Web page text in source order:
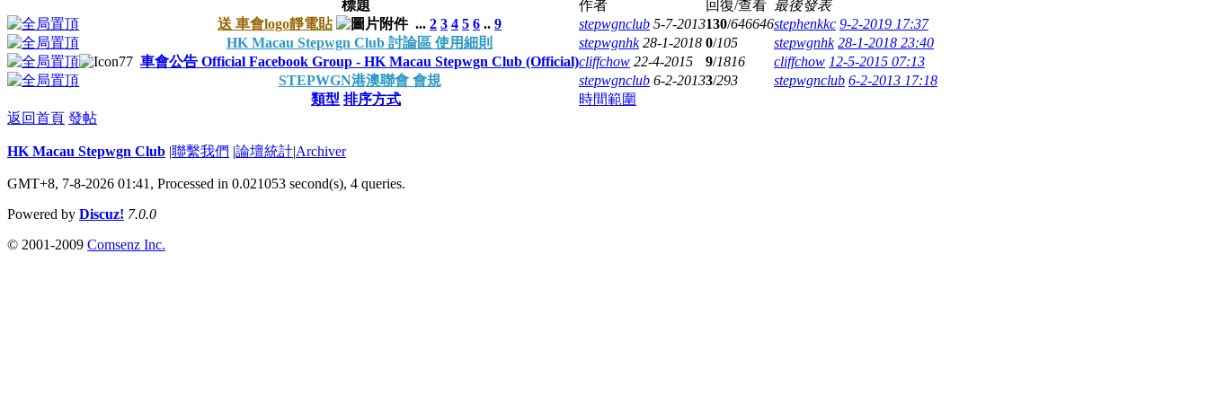
標題 作者 回復/查看 最後發表
送 車會logo靜電貼
... 2 3 4 5 6 .. 9 stepwgnclub 5-7-2013130/646646stephenkkc 9-2-2019 17:37
HK Macau Stepwgn Club 討論區 使用細則
stepwgnhk 28-1-2018 0/105 stepwgnhk 28-1-2018 23:40
車會公告 Official Facebook Group - HK Macau Stepwgn Club (Official)cliffchow 22-4-2015 9/1816 cliffchow 12-5-2015 07:13
STEPWGN港澳聯會 會規
stepwgnclub 6-2-20133/293 stepwgnclub 6-2-2013 17:18
類型 排序方式
時間範圍
返回首頁 發帖
HK Macau Stepwgn Club |聯繫我們 |論壇統計|Archiver
GMT+8, 7-8-2026 01:41, Processed in 0.021053 second(s), 4 queries.
Powered by Discuz! 7.0.0
© 2001-2009 Comsenz Inc.